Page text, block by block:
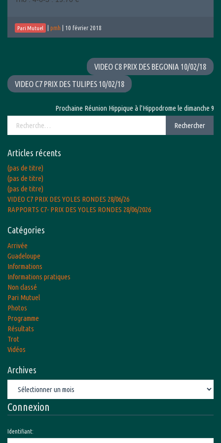
Pari Mutuel pmh 10 février 2018
VIDEO C8 PRIX DES BEGONIA 10/02/18
VIDEO C7 PRIX DES TULIPES 10/02/18
Prochaine Réunion Hippique à l'Hippodrome le dimanche 9
Rechercher
Articles récents
(pas de titre)
(pas de titre)
(pas de titre)
VIDEO C7 PRIX DES YOLES RONDES 28/06/26
RAPPORTS C7- PRIX DES YOLES RONDES 28/06/2026
Catégories
Arrivée
Guadeloupe
Informations
Informations pratiques
Non classé
Pari Mutuel
Photos
Programme
Résultats
Trot
Vidéos
Archives
Connexion
Identifiant: